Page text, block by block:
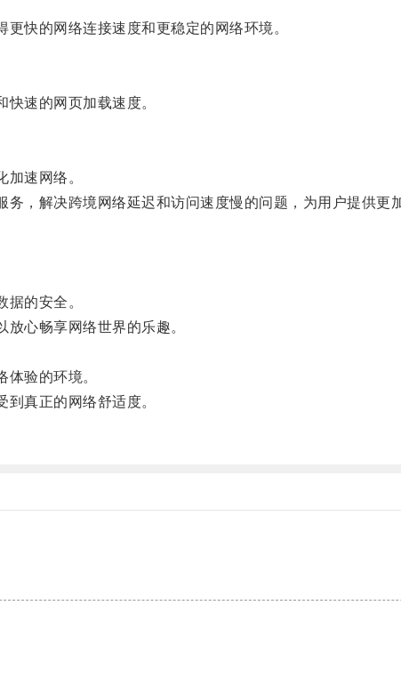
快的网络连接速度和更稳定的网络环境。
速的网页加载速度。
速网络。
解决跨境网络延迟和访问速度慢的问题，为用户提供更
的安全。
心畅享网络世界的乐趣。
验的环境。
真正的网络舒适度。